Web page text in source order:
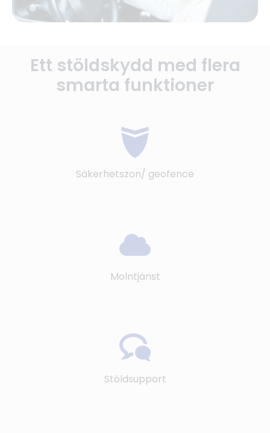
Ett stöldskydd med flera
smarta funktioner
Säkerhetszon/ geofence
Molntjänst
Stöldsupport